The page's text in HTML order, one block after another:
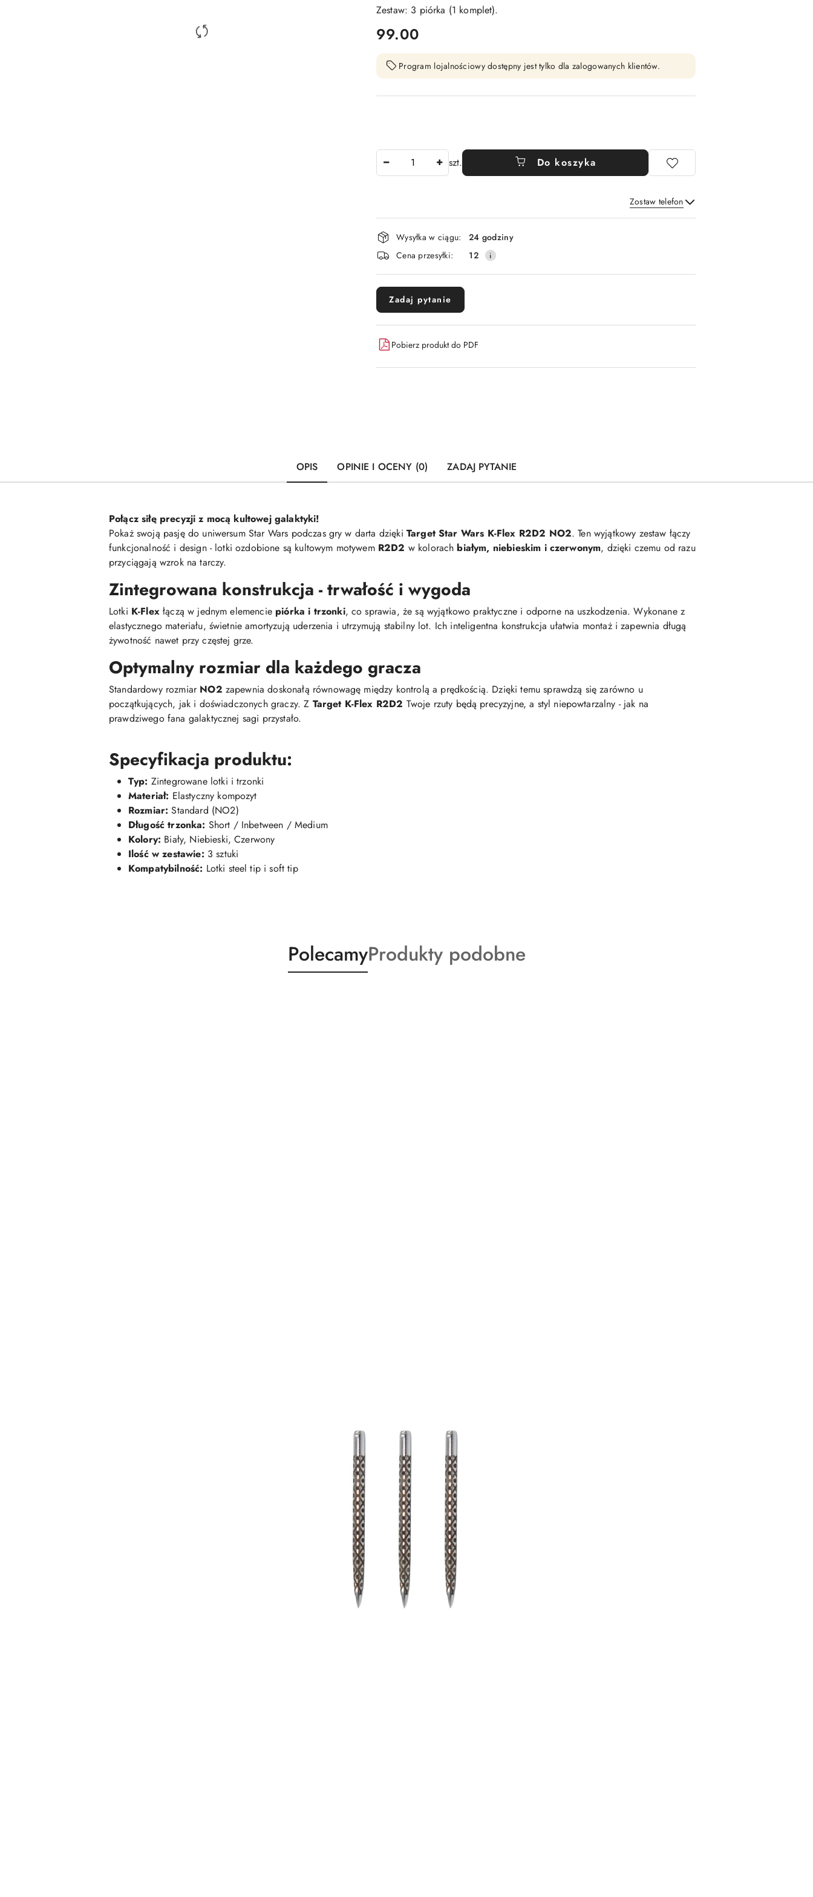
Zestaw: 3 piórka (1 komplet).
cena:
99.00
Program lojalnościowy dostępny jest tylko dla zalogowanych klientów.
szt. Do koszyka
Zostaw telefon
Wyślij
Dostępność
i
dostawa
Wysyłka w ciągu:
24 godziny
Cena przesyłki:
12
Zadaj pytanie
Pobierz produkt do PDF
OPIS OPINIE I OCENY (0) ZADAJ PYTANIE
Połącz siłę precyzji z mocą kultowej galaktyki!
Pokaż swoją pasję do uniwersum Star Wars podczas gry w darta dzięki Target Star Wars K-Flex R2D2 NO2. Ten wyjątkowy zestaw łączy
funkcjonalność i design - lotki ozdobione są kultowym motywem R2D2 w kolorach białym, niebieskim i czerwonym, dzięki czemu od razu
przyciągają wzrok na tarczy.
Zintegrowana konstrukcja - trwałość i wygoda
Lotki K-Flexłączą w jednym elemencie piórka i trzonki, co sprawia, że są wyjątkowo praktyczne i odporne na uszkodzenia. Wykonane z
elastycznego materiału, świetnie amortyzują uderzenia i utrzymują stabilny lot. Ich inteligentna konstrukcja ułatwia montaż i zapewnia długą
żywotność nawet przy częstej grze.
Optymalny rozmiar dla każdego gracza
Standardowy rozmiar NO2 zapewnia doskonałą równowagę między kontrolą a prędkością. Dzięki temu sprawdzą się zarówno u
początkujących, jak i doświadczonych graczy. Z Target K-Flex R2D2 Twoje rzuty będą precyzyjne, a styl niepowtarzalny - jak na
prawdziwego fana galaktycznej sagi przystało.
Specyfikacja produktu:
Typ: Zintegrowane lotki i trzonki
Materiał: Elastyczny kompozyt
Rozmiar: Standard (NO2)
Długość trzonka: Short / Inbetween / Medium
Kolory: Biały, Niebieski, Czerwony
Ilość w zestawie: 3 sztuki
Kompatybilność: Lotki steel tip i soft tip
Produkty
o
PolecamyProdukty
o
Produkty podobne